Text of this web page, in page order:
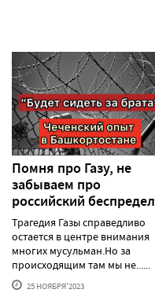
Помня про Газу, не
забываем про
российский беспредел
Трагедия Газы справедливо
остается в центре внимания
многих мусульман.Но за
происходящим там мы не......
25 НОЯБРЯ'2023